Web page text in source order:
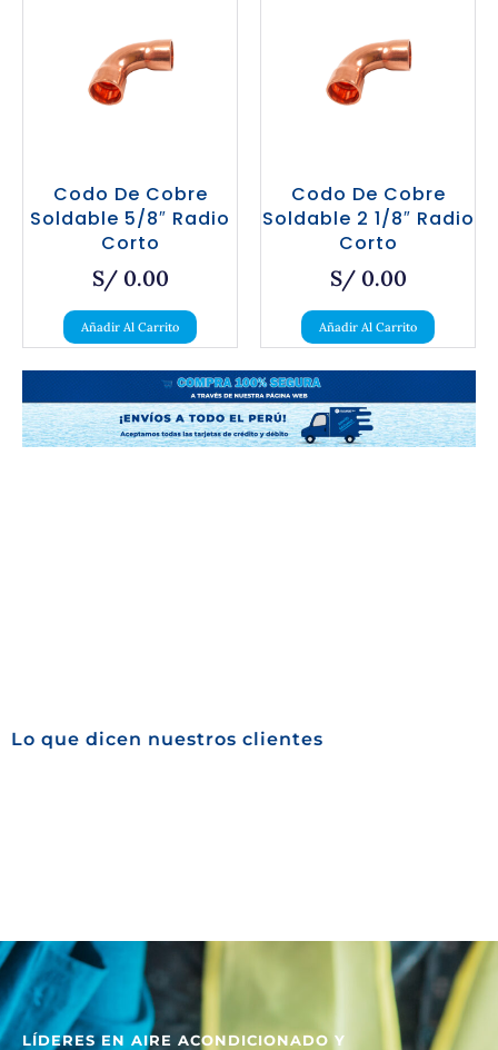
Codo De Cobre
Soldable 5/8″ Radio
Corto
S/0.00
Añadir Al Carrito
Codo De Cobre
Soldable 2 1/8″ Radio
Corto
S/0.00
Añadir Al Carrito
Lo que dicen nuestros clientes
LÍDERES EN AIRE ACONDICIONADO Y